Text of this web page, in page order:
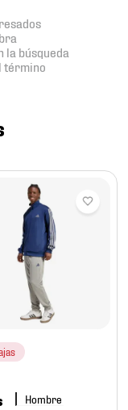
la búsqueda
término
Hombre